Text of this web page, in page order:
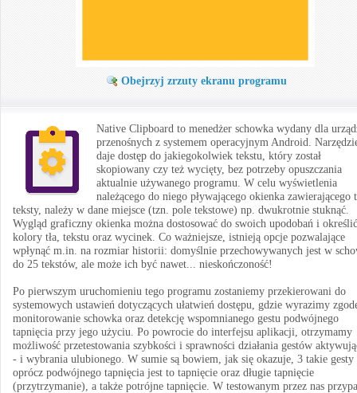
Obejrzyj zrzuty ekranu programu
Native Clipboard to menedżer schowka wydany dla
przenośnych z systemem operacyjnym Android.
daje dostęp do jakiegokolwiek tekstu, który został
skopiowany czy też wycięty, bez potrzeby opuszczania
aktualnie używanego programu. W celu wyświetlenia
należącego do niego pływającego okienka zawierającego
teksty, należy w dane miejsce (tzn. pole tekstowe) np. dwukrotnie stuknąć.
Wygląd graficzny okienka można dostosować do swoich upodobań i określić
kolory tła, tekstu oraz wycinek. Co ważniejsze, istnieją opcje pozwalające
wpłynąć m.in. na rozmiar historii: domyślnie przechowywanych jest w
do 25 tekstów, ale może ich być nawet... nieskończoność!
Po pierwszym uruchomieniu tego programu zostaniemy przekierowani do
systemowych ustawień dotyczących ułatwień dostępu, gdzie wyrazimy
monitorowanie schowka oraz detekcję wspomnianego gestu podwójnego
tapnięcia przy jego użyciu. Po powrocie do interfejsu aplikacji, otrzymamy
możliwość przetestowania szybkości i sprawności działania gestów
- i wybrania ulubionego. W sumie są bowiem, jak się okazuje, 3 takie gesty
oprócz podwójnego tapnięcia jest to tapnięcie oraz długie tapnięcie
(przytrzymanie), a także potrójne tapnięcie. W testowanym przez nas